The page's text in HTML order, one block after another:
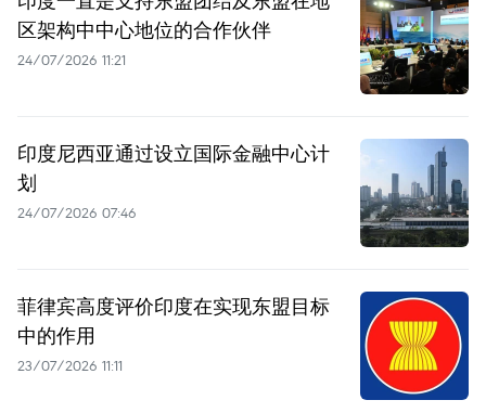
区架构中中心地位的合作伙伴
24/07/2026 11:21
印度尼西亚通过设立国际金融中心计
划
24/07/2026 07:46
菲律宾高度评价印度在实现东盟目标
中的作用
23/07/2026 11:11